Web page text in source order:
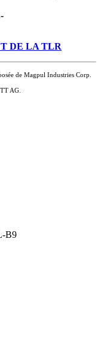
DE LA TLR
de Magpul Industries Corp.
AG.
B9